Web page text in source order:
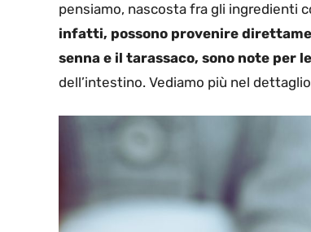
pensiamo, nascosta fra gli ingredienti
infatti, possono provenire
senna e il tarassaco, sono note per
dell’intestino. Vediamo più nel